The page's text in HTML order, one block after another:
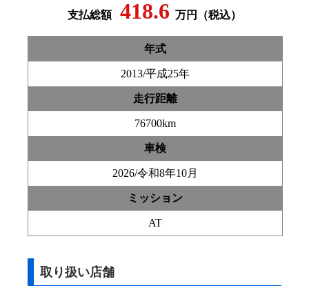
支払総額 418.6 万円（税込）
年式
2013/平成25年
走行距離
76700km
車検
2026/令和8年10月
ミッション
AT
取り扱い店舗